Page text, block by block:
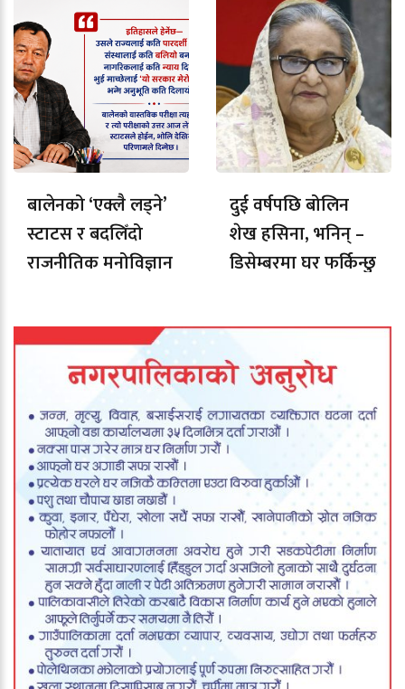
बालेनको ‘एक्लै लड्ने’
स्टाटस र बदलिँदो
राजनीतिक मनोविज्ञान
दुई वर्षपछि बोलिन
शेख हसिना, भनिन् –
डिसेम्बरमा घर फर्किन्छु